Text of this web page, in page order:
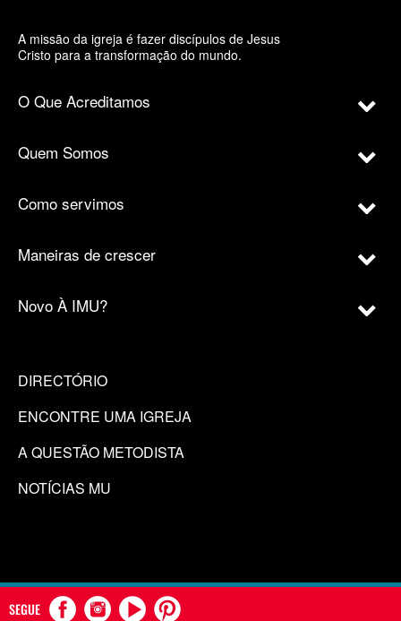
A missão da igreja é fazer discípulos de Jesus
Cristo para a transformação do mundo.
O Que Acreditamos
Quem Somos
Como servimos
Maneiras de crescer
Novo À IMU?
DIRECTÓRIO
ENCONTRE UMA IGREJA
A QUESTÃO METODISTA
NOTÍCIAS MU
SEGUE